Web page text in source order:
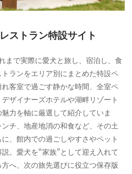
ストラン特設サイト
まで実際に愛犬と旅し、宿泊し、食
ランをエリア別にまとめた特設ペ
客室で過ごす静かな時間、全室ペ
ザイナーズホテルや湖畔リゾート
力を軸に厳選して紹介していま
チ、地産地消の和食など、その土
、館内での過ごしやすさやペット
。愛犬を“家族”として迎え入れて
へ、次の旅先選びに役立つ保存版